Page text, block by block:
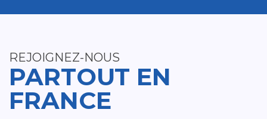
REJOIGNEZ-NOUS
PARTOUT EN
FRANCE